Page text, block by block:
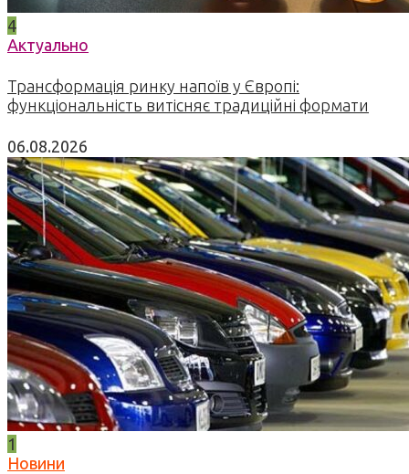
4
Актуально
Трансформація ринку напоїв у Європі:
функціональність витісняє традиційні формати
06.08.2026
1
Новини